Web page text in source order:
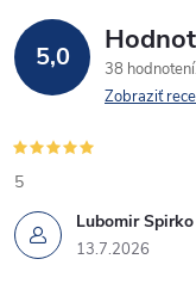
5,0
38 hodnotení
Zobraziť
Lubomir Spirko
13.7.2026
5